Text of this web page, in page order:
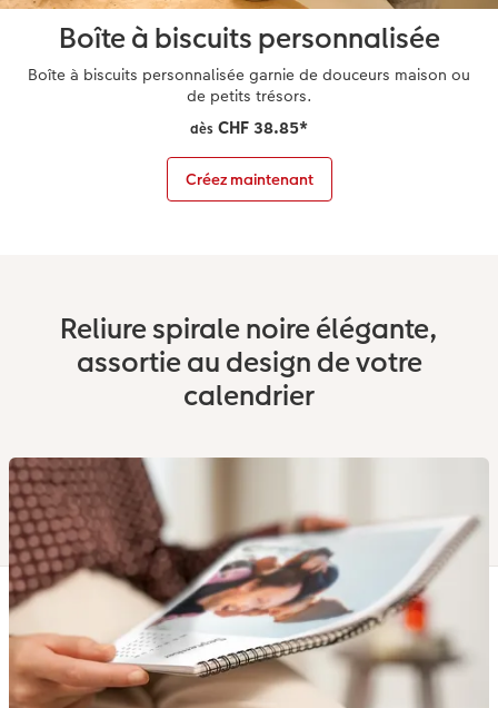
Boîte à biscuits personnalisée
Boîte à biscuits personnalisée garnie de douceurs maison ou
de petits trésors.
dès CHF 38.85*
Créez maintenant
Reliure spirale noire élégante,
assortie au design de votre
calendrier